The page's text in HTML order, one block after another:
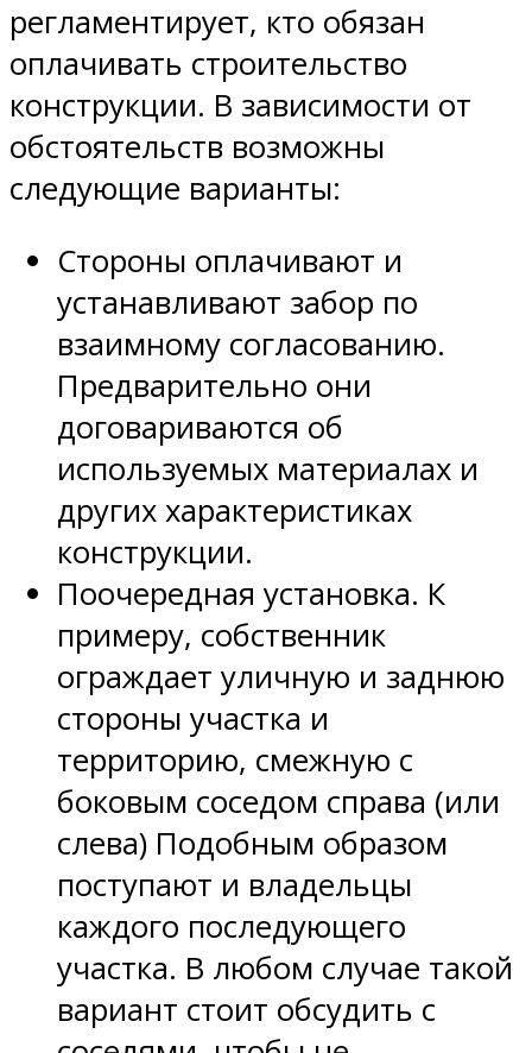
регламентирует, кто обязан
оплачивать строительство
конструкции. В зависимости от
обстоятельств возможны
следующие варианты:
Стороны оплачивают и
устанавливают забор по
взаимному согласованию.
Предварительно они
договариваются об
используемых материалах и
других характеристиках
конструкции.
Поочередная установка. К
примеру, собственник
ограждает уличную и заднюю
стороны участка и
территорию, смежную с
боковым соседом справа (или
слева) Подобным образом
поступают и владельцы
каждого последующего
участка. В любом случае такой
вариант стоит обсудить с